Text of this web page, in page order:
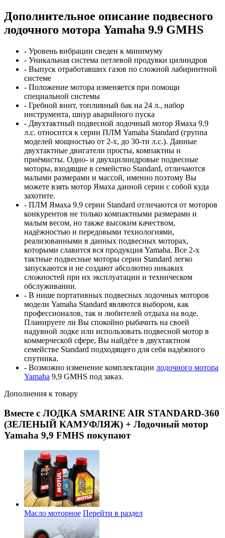
Дополнительное описание подвесного
лодочного мотора Yamaha 9.9 GMHS
- Уровень вибрации сведен к минимуму
- Уникальная система петлевой продувки цилиндров
- Выпуск отработавших газов по сложной лабиринтной
системе
- Положение мотора изменяется при помощи
специальной системы
- Гребной винт, топливный бак на 24 л., набор
инструмента, шнур аварийного пуска
- Двухтактный подвесной лодочный мотор Ямаха 9.9
л.с. относится к серии ПЛМ Yamaha Standard (группа
моделей мощностью от 2-х, до 30-ти л.с.). Данные
двухтактные двигатели просты, компактны и
приёмисты. Одно- и двухцилиндровые подвесные
моторы, входящие в семейство Standard, отличаются
малыми размерами и массой, именно поэтому Вы
можете взять мотор Ямаха данной серии с собой куда
захотите.
- ПЛМ Ямаха 9.9 серии Standard отличаются от моторов
конкурентов не только компактными размерами и
малым весом, но также высоким качеством,
надёжностью и передовыми технологиями,
реализованными в данных подвесных моторах,
которыми славится вся продукция Yamaha. Все 2-х
тактные подвесные моторы серии Standard легко
запускаются и не создают абсолютно никаких
сложностей при их эксплуатации и техническом
обслуживании.
- В нише портативных подвесных лодочных моторов
модели Yamaha Standard являются выбором, как
профессионалов, так и любителей отдыха на воде.
Планируете ли Вы спокойно рыбачить на своей
надувной лодке или использовать подвесной мотор в
коммерческой сфере, Вы найдёте в двухтактном
семействе Standard подходящего для себя надёжного
спутника.
- Возможно изменение комплектации лодочного мотора
Yamaha 9,9 GMHS под заказ.
Дополнения к товару
Вместе с ЛОДКА SMARINE AIR STANDARD-360
(ЗЕЛЕНЫЙ КАМУФЛЯЖ) + Лодочный мотор
Yamaha 9,9 FMHS покупают
Масло моторное Перейти в раздел